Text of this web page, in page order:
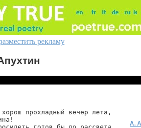
рекламу
прохладный вечер лета,
А.